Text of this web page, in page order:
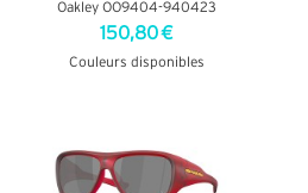
Oakley OO9404-940423
150,80 €
Couleurs disponibles